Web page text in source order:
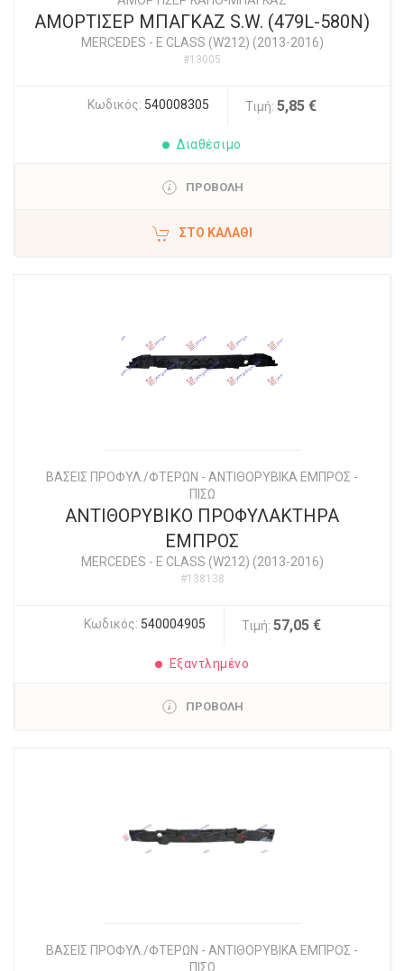
ΑΜΟΡΤΙΣΕΡ ΜΠΑΓΚΑΖ S.W. (479L-580N)
MERCEDES - E CLASS (W212) (2013-2016)
#13005
Κωδικός: 540008305 Τιμή: 5,85 €
Διαθέσιμο
ΠΡΟΒΟΛΗ
ΣΤΟ ΚΑΛΆΘΙ
ΒΑΣΕΙΣ ΠΡΟΦΥΛ./ΦΤΕΡΩΝ - ΑΝΤΙΘΟΡΥΒΙΚΑ ΕΜΠΡΟΣ -
ΠΙΣΩ
ΑΝΤΙΘΟΡΥΒΙΚΟ ΠΡΟΦΥΛΑΚΤΗΡΑ
ΕΜΠΡΟΣ
MERCEDES - E CLASS (W212) (2013-2016)
#138138
Κωδικός: 540004905 Τιμή: 57,05 €
Εξαντλημένο
ΠΡΟΒΟΛΗ
ΒΑΣΕΙΣ ΠΡΟΦΥΛ./ΦΤΕΡΩΝ - ΑΝΤΙΘΟΡΥΒΙΚΑ ΕΜΠΡΟΣ -
ΠΙΣΩ